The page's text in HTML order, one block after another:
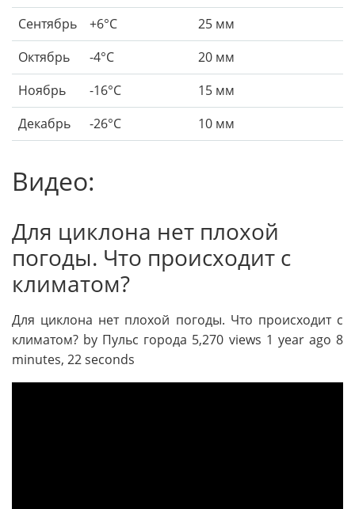
Сентябрь
+6°C
25 мм
Октябрь
-4°C
20 мм
Ноябрь
-16°C
15 мм
Декабрь
-26°C 10 мм
Видео:
Для циклона нет плохой
погоды. Что происходит с
климатом?
Для циклона нет плохой погоды. Что происходит с
климатом? by Пульс города 5,270 views 1 year ago 8
minutes, 22 seconds